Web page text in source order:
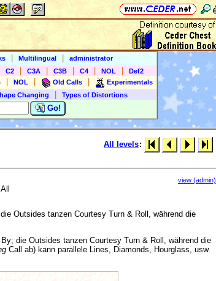
Multilingual
administrator
C2 C3A C3B C4 NOL
Def2
NOL Old Calls
Experimentals
Changing
Types of Distortions
Go!
All levels:
All
view (admin)
Outsides tanzen Courtesy Turn & Roll, während die
die Outsides tanzen Courtesy Turn & Roll, während die
Call ab) kann parallele Lines, Diamonds, Hourglass, usw.